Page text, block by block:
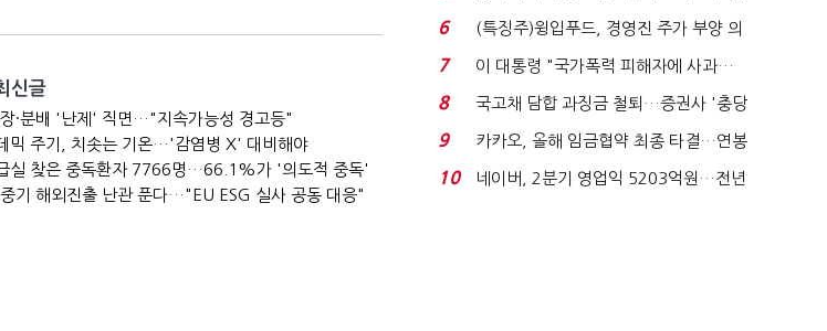
신글
·분배 '난제' 직면…"지속가능성 경고등"
믹 주기, 치솟는 기온…'감염병 X' 대비해야
실 찾은 중독환자 7766명…66.1%가 '의도적 중독'
기 해외진출 난관 푼다…"EU ESG 실사 공동 대응"
국전쟁’
6
(특징주)윙입푸드, 경영진 주가 부양 의
지에 상한가...
7
이 대통령 "국가폭력 피해자에 사과…
적극적 조사로 진...
8
국고채 담합 과징금 철퇴…증권사 '충당
금 폭탄' 우려...
9
카카오, 올해 임금협약 최종 타결…연봉
6.3% 인상·격려...
10
네이버, 2분기 영업익 5203억원…전년